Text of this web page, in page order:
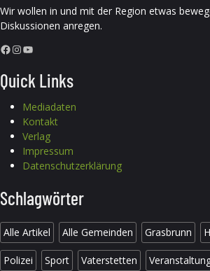
Wir wollen in und mit der Region etwas
Diskussionen anregen.
Facebook InstagramYouTube
Quick Links
Mediadaten
Kontakt
Verlag
Impressum
Datenschutzerklärung
Schlagwörter
Alle Artikel Alle Gemeinden Grasbrunn
Polizei Sport Vaterstetten